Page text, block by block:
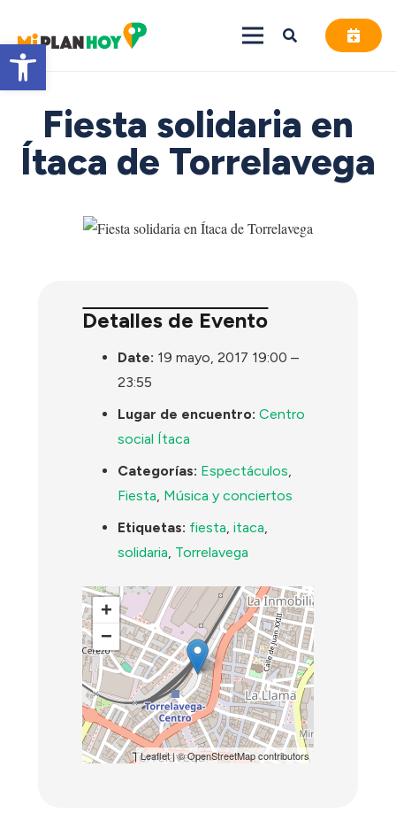
Abrir barra de herramientas
Fiesta solidaria en
Ítaca de Torrelavega
Detalles de Evento
Date: 19 mayo, 2017 19:00 –
23:55
Lugar de encuentro: Centro
social Ítaca
Categorías: Espectáculos,
Fiesta, Música y conciertos
Etiquetas: fiesta,itaca,
solidaria, Torrelavega
+
−
Leaflet| ©OpenStreetMapcontributors